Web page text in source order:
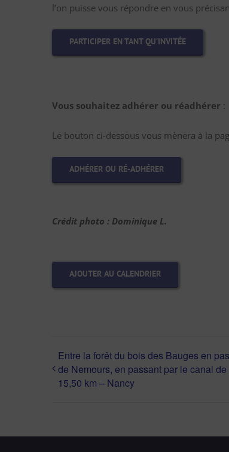
l’on puisse vous répondre en vous
PARTICIPER EN TANT QU’INVITÉE
Vous souhaitez adhérer ou réadhérer :
Le bouton ci-dessous vous mènera à la
ADHÉRER OU RÉ-ADHÉRER
Crédit photo : Dominique L.
AJOUTER AU CALENDRIER
Entre la forêt du bois des Bauges en
de Nemours, en passant par le canal
15,50 km – Nancy